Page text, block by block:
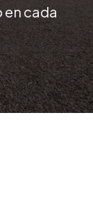
cada